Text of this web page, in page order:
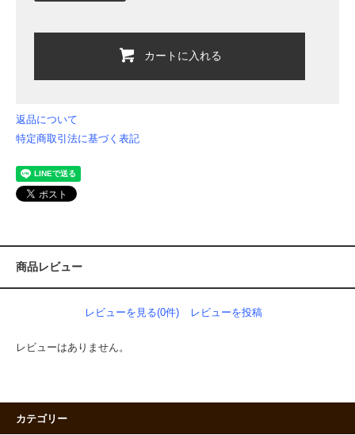
カートに入れる
返品について
特定商取引法に基づく表記
商品レビュー
レビューを見る(0件) レビューを投稿
レビューはありません。
カテゴリー